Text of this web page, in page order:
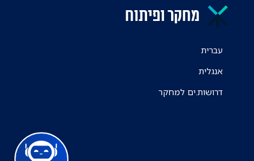
מחקר ופיתוח
עברית
אנגלית
דרושות.ים למחקר